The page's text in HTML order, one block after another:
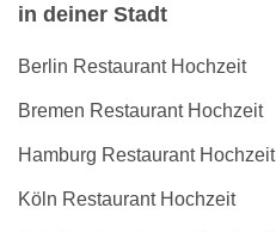
in deiner Stadt
Berlin Restaurant Hochzeit
Bremen Restaurant Hochzeit
Hamburg Restaurant Hochzeit
Köln Restaurant Hochzeit